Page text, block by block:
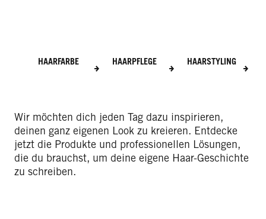
HAARFARBE HAARPFLEGE HAARSTYLING
Wir möchten dich jeden Tag dazu inspirieren,
deinen ganz eigenen Look zu kreieren. Entdecke
jetzt die Produkte und professionellen Lösungen,
die du brauchst, um deine eigene Haar-Geschichte
zu schreiben.